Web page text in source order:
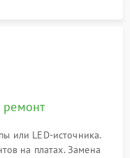
или LED-источника.
на платах. Замена